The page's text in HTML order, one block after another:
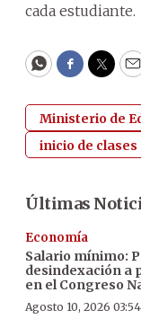
cada estudiante.
WhatsApp
Ministerio de
inicio de clases
Últimas
Economía
Salario mínimo:
desindexación a
en el Congreso
Agosto 10, 2026